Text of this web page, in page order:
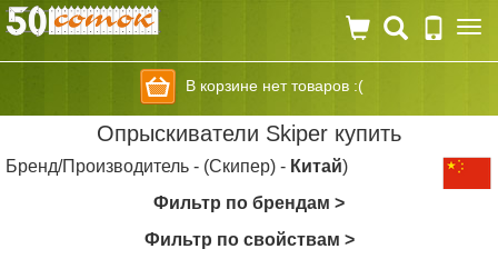
В корзине нет товаров :(
Опрыскиватели Skiper купить
Бренд/Производитель - (Скипер) - Китай)
Фильтр по брендам >
Фильтр по свойствам >